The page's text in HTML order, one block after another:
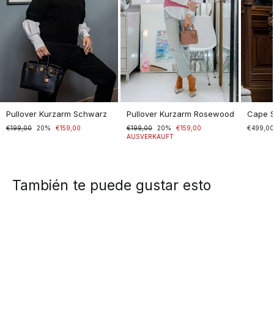
Pullover Kurzarm Schwarz
Normaler
€199,00
Sonderpreis20% €159,00
Pullover Kurzarm Rosewood
Normaler
Preis
€199,00
Sonderpreis20%
€159,00
AUSVERKAUFT
Cape
€499,00
También te puede gustar esto